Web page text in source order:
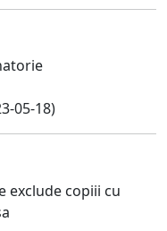
05-18)
exclude copiii cu